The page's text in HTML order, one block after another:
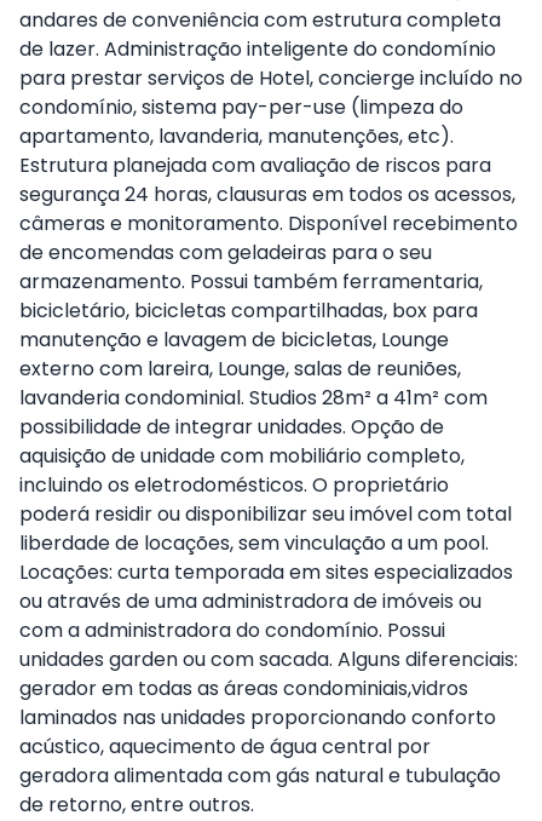
andares de conveniência com estrutura completa
de lazer. Administração inteligente do condomínio
para prestar serviços de Hotel, concierge incluído no
condomínio, sistema pay-per-use (limpeza do
apartamento, lavanderia, manutenções, etc).
Estrutura planejada com avaliação de riscos para
segurança 24 horas, clausuras em todos os acessos,
câmeras e monitoramento. Disponível recebimento
de encomendas com geladeiras para o seu
armazenamento. Possui também ferramentaria,
bicicletário, bicicletas compartilhadas, box para
manutenção e lavagem de bicicletas, Lounge
externo com lareira, Lounge, salas de reuniões,
lavanderia condominial. Studios 28m² a 41m² com
possibilidade de integrar unidades. Opção de
aquisição de unidade com mobiliário completo,
incluindo os eletrodomésticos. O proprietário
poderá residir ou disponibilizar seu imóvel com total
liberdade de locações, sem vinculação a um pool.
Locações: curta temporada em sites especializados
ou através de uma administradora de imóveis ou
com a administradora do condomínio. Possui
unidades garden ou com sacada. Alguns diferenciais:
gerador em todas as áreas condominiais,vidros
laminados nas unidades proporcionando conforto
acústico, aquecimento de água central por
geradora alimentada com gás natural e tubulação
de retorno, entre outros.